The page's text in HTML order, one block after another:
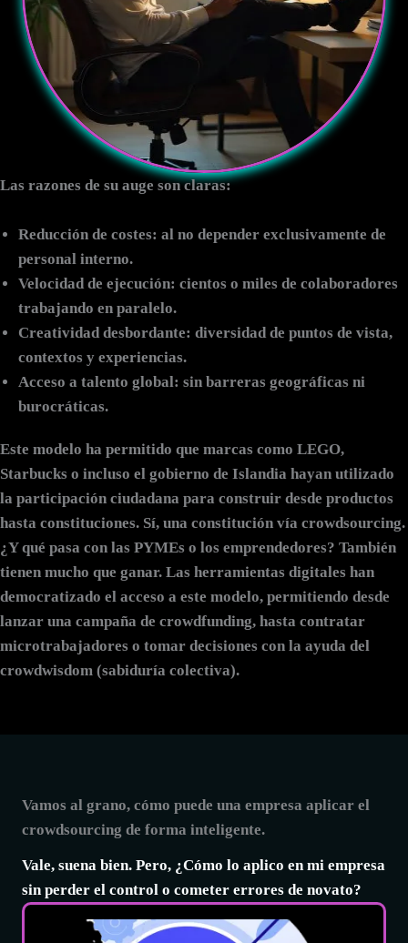
Las razones de su auge son claras:
Reducción de costes: al no depender exclusivamente de
personal interno.
Velocidad de ejecución: cientos o miles de colaboradores
trabajando en paralelo.
Creatividad desbordante: diversidad de puntos de vista,
contextos y experiencias.
Acceso a talento global: sin barreras geográficas ni
burocráticas.
Este modelo ha permitido que marcas como LEGO,
Starbucks o incluso el gobierno de Islandia hayan utilizado
la participación ciudadana para construir desde productos
hasta constituciones. Sí, una constitución vía crowdsourcing.
¿Y qué pasa con las PYMEs o los emprendedores? También
tienen mucho que ganar. Las herramientas digitales han
democratizado el acceso a este modelo, permitiendo desde
lanzar una campaña de crowdfunding, hasta contratar
microtrabajadores o tomar decisiones con la ayuda del
crowdwisdom (sabiduría colectiva).
Vamos al grano, cómo puede una empresa aplicar el
crowdsourcing de forma inteligente.
Vale, suena bien. Pero, ¿Cómo lo aplico en mi empresa
sin perder el control o cometer errores de novato?